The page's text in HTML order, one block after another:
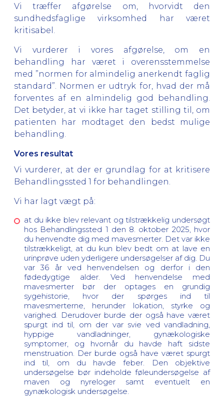
Vi træffer afgørelse om, hvorvidt den
sundhedsfaglige virksomhed har været
kritisabel.
Vi vurderer i vores afgørelse, om en
behandling har været i overensstemmelse
med ”normen for almindelig anerkendt faglig
standard”. Normen er udtryk for, hvad der må
forventes af en almindelig god behandling.
Det betyder, at vi ikke har taget stilling til, om
patienten har modtaget den bedst mulige
behandling.
Vores resultat
Vi vurderer, at der er grundlag for at kritisere
Behandlingssted 1 for behandlingen.
Vi har lagt vægt på:
at du ikke blev relevant og tilstrækkelig undersøgt
hos Behandlingssted 1 den 8. oktober 2025, hvor
du henvendte dig med mavesmerter. Det var ikke
tilstrækkeligt, at du kun blev bedt om at lave en
urinprøve uden yderligere undersøgelser af dig. Du
var 36 år ved henvendelsen og derfor i den
fødedygtige alder. Ved henvendelse med
mavesmerter bør der optages en grundig
sygehistorie, hvor der spørges ind til
mavesmerterne, herunder lokation, styrke og
varighed. Derudover burde der også have været
spurgt ind til, om der var svie ved vandladning,
hyppige vandladninger, gynækologiske
symptomer, og hvornår du havde haft sidste
menstruation. Der burde også have været spurgt
ind til, om du havde feber. Den objektive
undersøgelse bør indeholde føleundersøgelse af
maven og nyreloger samt eventuelt en
gynækologisk undersøgelse.